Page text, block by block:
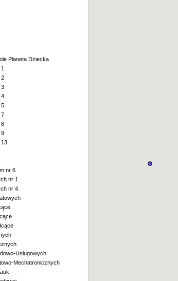
Planeta Dziecka
2
3
4
5
7
8
9
13
nr 6
nr 1
nr 4
Usługowych
Mechatronicznych